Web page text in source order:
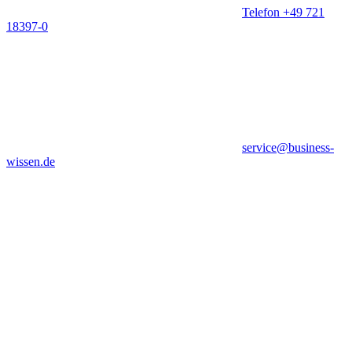
Telefon +49 721
18397-0
service@business-
wissen.de